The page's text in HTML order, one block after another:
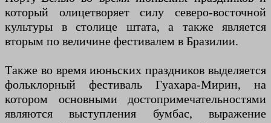
который олицетворяет силу северо-восточной
культуры в столице штата, а также является
вторым по величине фестивалем в Бразилии.
Также во время июньских праздников выделяется
фольклорный фестиваль Гуахара-Мирин, на
котором основными достопримечательностями
являются выступления бумбас, выражение